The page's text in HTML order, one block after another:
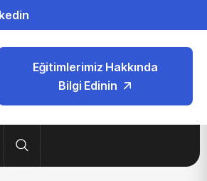
Eğitimlerimiz Hakkında
Bilgi Edinin